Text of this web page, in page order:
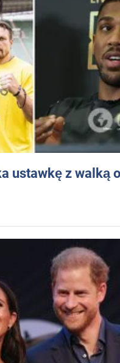
ustawkę z walką